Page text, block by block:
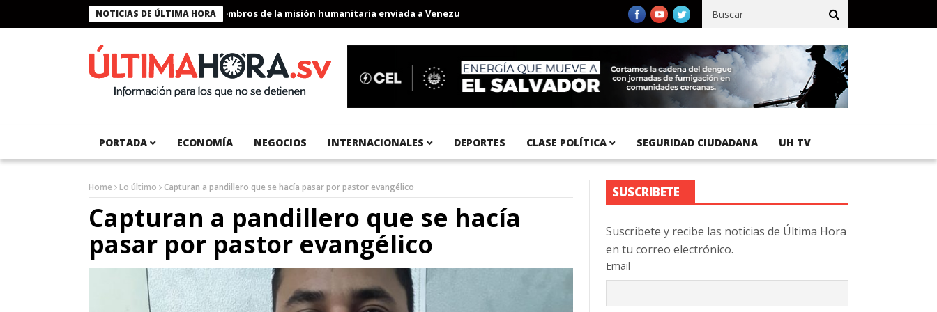
NOTICIAS DE ÚLTIMA HORA
Presidente Bukele condecora a miembros de la misión humanitaria enviada a Venezuela Aeropuerto Internacional del Pacífico registra 92 % de avance en obras de terracería
PORTADA ECONOMÍA NEGOCIOS INTERNACIONALES DEPORTES CLASE POLÍTICA SEGURIDAD CIUDADANA UH TV
Home Lo último Capturan a pandillero que se hacía pasar por pastor evangélico
Capturan a pandillero que se hacía
pasar por pastor evangélico
SUSCRIBETE
Suscribete y recibe las noticias de Última Hora
en tu correo electrónico.
Email